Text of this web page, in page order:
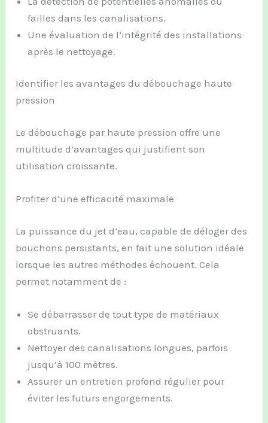
failles dans les canalisations.
Une évaluation de l’intégrité des installations
après le nettoyage.
Identifier les avantages du débouchage haute
pression
Le débouchage par haute pression offre une
multitude d’avantages qui justifient son
utilisation croissante.
Profiter d’une efficacité maximale
La puissance du jet d’eau, capable de déloger des
bouchons persistants, en fait une solution idéale
lorsque les autres méthodes échouent. Cela
permet notamment de :
Se débarrasser de tout type de matériaux
obstruants.
Nettoyer des canalisations longues, parfois
jusqu’à 100 mètres.
Assurer un entretien profond régulier pour
éviter les futurs engorgements.